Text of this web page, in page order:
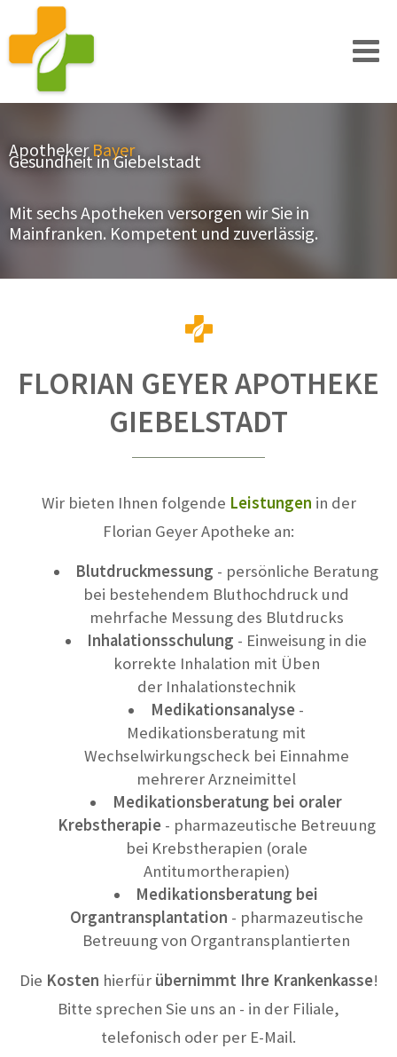
Apotheker Bayer
Gesundheit in Giebelstadt
Mit sechs Apotheken versorgen wir Sie in
Mainfranken. Kompetent und zuverlässig.
FLORIAN GEYER APOTHEKE
GIEBELSTADT
Wir bieten Ihnen folgende Leistungen in der
Florian Geyer Apotheke an:
Blutdruckmessung - persönliche Beratung
bei bestehendem Bluthochdruck und
mehrfache Messung des Blutdrucks
Inhalationsschulung - Einweisung in die
korrekte Inhalation mit Üben
der Inhalationstechnik
Medikationsanalyse-
Medikationsberatung mit
Wechselwirkungscheck bei Einnahme
mehrerer Arzneimittel
Medikationsberatung bei oraler
Krebstherapie- pharmazeutische Betreuung
bei Krebstherapien (orale
Antitumortherapien)
Medikationsberatung bei
Organtransplantation - pharmazeutische
Betreuung von Organtransplantierten
Die Kosten hierfür übernimmt Ihre Krankenkasse!
Bitte sprechen Sie uns an - in der Filiale,
telefonisch oder per E-Mail.